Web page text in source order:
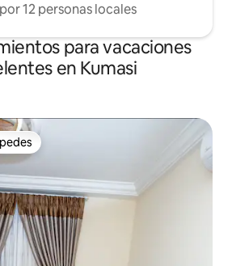
12 personas locales
para vacaciones
en Kumasi